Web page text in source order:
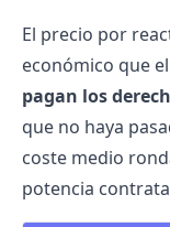
El precio por
económico que
pagan los
que no haya
coste medio
potencia